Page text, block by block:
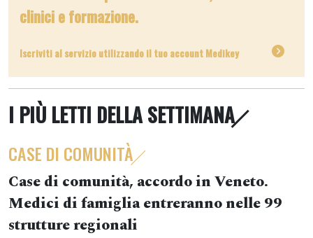
clinici e formazione.
Iscriviti al servizio utilizzando il tuo account Medikey
I PIÙ LETTI DELLA SETTIMANA
CASE DI COMUNITÀ
Case di comunità, accordo in Veneto.
Medici di famiglia entreranno nelle 99
strutture regionali